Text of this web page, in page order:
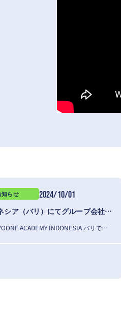
知らせ 2024/10/01
インドネシア（バリ）にてグループ会社を設立しました
ZEROTWOONE ACADEMY INDONESIA バリで新たな挑戦 この…